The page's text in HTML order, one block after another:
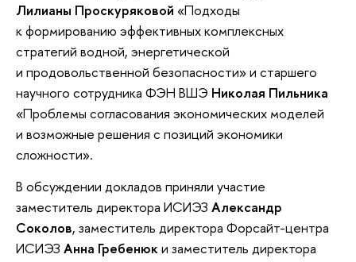
Лилианы Проскуряковой «Подходы
к формированию эффективных комплексных
стратегий водной, энергетической
и продовольственной безопасности» и старшего
научного сотрудника ФЭН ВШЭ Николая Пильника
«Проблемы согласования экономических моделей
и возможные решения с позиций экономики
сложности».
В обсуждении докладов приняли участие
заместитель директора ИСИЭЗ Александр
Соколов, заместитель директора Форсайт-центра
ИСИЭЗ Анна Гребенюк и заместитель директора